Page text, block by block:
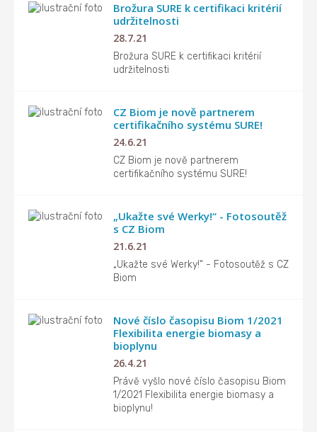
Brožura SURE k certifikaci kritérií
udržitelnosti
28.7.21
Brožura SURE k certifikaci kritérií
udržitelnosti
CZ Biom je nově partnerem
certifikačního systému SURE!
24.6.21
CZ Biom je nově partnerem
certifikačního systému SURE!
„Ukažte své Werky!“ - Fotosoutěž
s CZ Biom
21.6.21
„Ukažte své Werky!“ - Fotosoutěž s CZ
Biom
Nové číslo časopisu Biom 1/2021
Flexibilita energie biomasy a
bioplynu
26.4.21
Právě vyšlo nové číslo časopisu Biom
1/2021 Flexibilita energie biomasy a
bioplynu!